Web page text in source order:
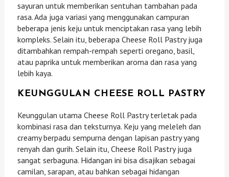
sayuran untuk memberikan sentuhan tambahan pada
rasa. Ada juga variasi yang menggunakan campuran
beberapa jenis keju untuk menciptakan rasa yang lebih
kompleks. Selain itu, beberapa Cheese Roll Pastry juga
ditambahkan rempah-rempah seperti oregano, basil,
atau paprika untuk memberikan aroma dan rasa yang
lebih kaya.
KEUNGGULAN CHEESE ROLL PASTRY
Keunggulan utama Cheese Roll Pastry terletak pada
kombinasi rasa dan teksturnya. Keju yang meleleh dan
creamy berpadu sempurna dengan lapisan pastry yang
renyah dan gurih. Selain itu, Cheese Roll Pastry juga
sangat serbaguna. Hidangan ini bisa disajikan sebagai
camilan, sarapan, atau bahkan sebagai hidangan